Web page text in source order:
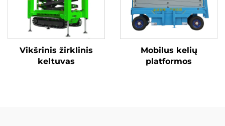
Vikšrinis žirklinis
keltuvas
Mobilus kelių
platformos